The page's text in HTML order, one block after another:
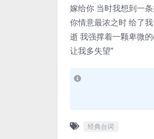
嫁给你 当时我想到一
你情意最浓之时 给了
逝 我强撑着一颗卑微
让我多失望”
经典台词